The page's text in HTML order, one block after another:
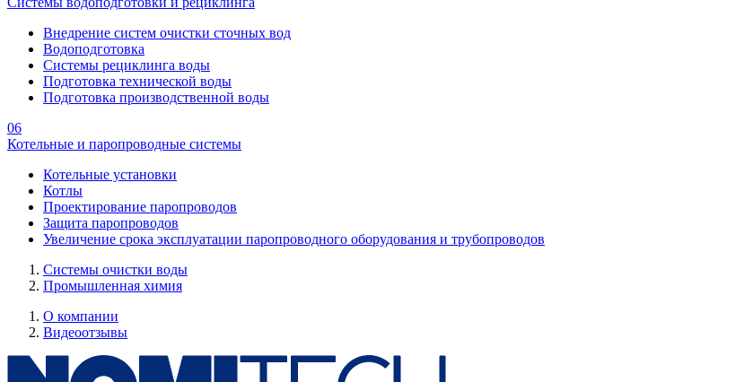
Внедрение систем очистки сточных вод
Водоподготовка
Системы рециклинга воды
Подготовка технической воды
Подготовка производственной воды
06
Котельные и паропроводные системы
Котельные установки
Котлы
Проектирование паропроводов
Защита паропроводов
Увеличение срока эксплуатации паропроводного оборудования и трубопроводов
Системы очистки воды
Промышленная химия
О компании
Видеоотзывы